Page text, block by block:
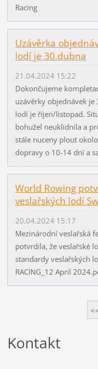
Racing
Uzávěrka
lodí je 30.dubna
21.04.2024 15:22
Dokončujeme
uzávěrky objednávek
lodí je říjen/listopad.
bohužel neuklidnila a
stále nuceny plout
dopravy o 10-14 dní a
World Rowing
veslařských lodí
20.04.2024 15:17
Mezinárodní veslařská
potvrdila, že veslařské
standardy veslařských
RACING_12 April
Kontakt